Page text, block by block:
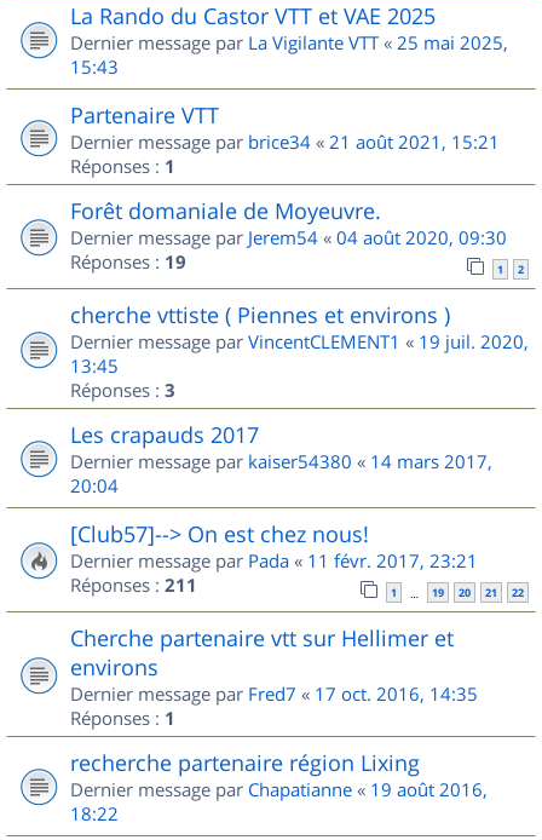
La Rando du Castor VTT et VAE 2025
Dernier message par La Vigilante VTT« 25 mai 2025,
15:43
Partenaire VTT
Dernier message par brice34 « 21 août 2021, 15:21
Réponses : 1
Forêt domaniale de Moyeuvre.
Dernier message par Jerem54 « 04 août 2020, 09:30
Réponses : 19 1 2
cherche vttiste ( Piennes et environs )
Dernier message par VincentCLEMENT1 « 19 juil. 2020,
13:45
Réponses : 3
Les crapauds 2017
Dernier message par kaiser54380 « 14 mars 2017,
20:04
[Club57]--> On est chez nous!
Dernier message par Pada « 11 févr. 2017, 23:21
Réponses : 211 1 … 19 20 21 22
Cherche partenaire vtt sur Hellimer et
environs
Dernier message par Fred7 « 17 oct. 2016, 14:35
Réponses : 1
recherche partenaire région Lixing
Dernier message par Chapatianne « 19 août 2016,
18:22